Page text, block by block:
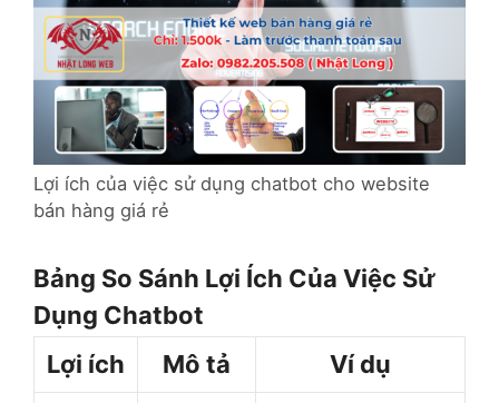
Lợi ích của việc sử dụng chatbot cho website
bán hàng giá rẻ
Bảng So Sánh Lợi Ích Của Việc Sử
Dụng Chatbot
Lợi ích
Mô tả Ví dụ